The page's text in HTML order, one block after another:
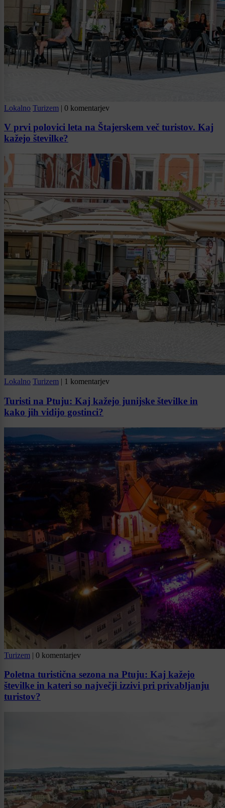
Lokalno Turizem | 0 komentarjev
V prvi polovici leta na Štajerskem več turistov. Kaj
kažejo številke?
Lokalno Turizem | 1 komentarjev
Turisti na Ptuju: Kaj kažejo junijske številke in
kako jih vidijo gostinci?
Turizem | 0 komentarjev
Poletna turistična sezona na Ptuju: Kaj kažejo
številke in kateri so največji izzivi pri privabljanju
turistov?